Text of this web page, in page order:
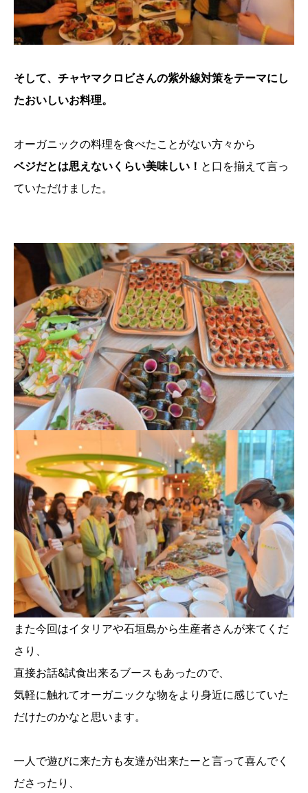
そして、チャヤマクロビさんの紫外線対策をテーマにし
たおいしいお料理。
オーガニックの料理を食べたことがない方々から
ベジだとは思えないくらい美味しい！ と口を揃えて言っ
ていただけました。
また今回はイタリアや石垣島から生産者さんが来てくだ
さり、
直接お話&試食出来るブースもあったので、
気軽に触れてオーガニックな物をより身近に感じていた
だけたのかなと思います。
一人で遊びに来た方も友達が出来たーと言って喜んでく
ださったり、